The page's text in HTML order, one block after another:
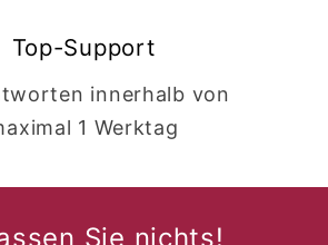
Top-Support
innerhalb von
1 Werktag
Sie nichts!